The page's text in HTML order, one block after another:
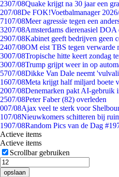
2307/08Quake krijgt na 30 jaar een
207/08De FOK!Voetbalmanager
7107/08Meer agressie tegen een
3207/08Amsterdams dierenasiel
2907/08Kabinet geeft bedrijven geen
2407/08OM eist TBS tegen verwarde
3007/08Tropische hitte keert zondag
3007/08Trump grijpt weer in op
5707/08Dikke Van Dale neemt
1607/08Meta krijgt half miljard boete
2007/08Denemarken pakt AI-gebruik
2507/08Peter Faber (82) overleden
007/08Ajax veel te sterk voor
107/08Nieuwkomers schitteren bij
1907/08Random Pics van de Dag
Actieve items
Actieve items
Scrollbar gebruiken
opslaan